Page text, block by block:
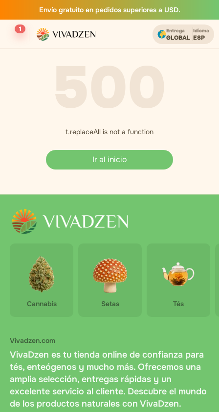
Envío gratuito en pedidos superiores a USD.
1 Entrega
GLOBAL
Idioma
ESP
t.replaceAll is not a function
Ir al inicio
Cannabis Setas Tés
Vivadzen.com
VivaDzen es tu tienda online de confianza para
tés, enteógenos y mucho más. Ofrecemos una
amplia selección, entregas rápidas y un
excelente servicio al cliente. Descubre el mundo
de los productos naturales con VivaDzen.